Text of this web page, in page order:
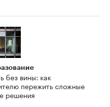
без вины: как
пережить сложные
решения